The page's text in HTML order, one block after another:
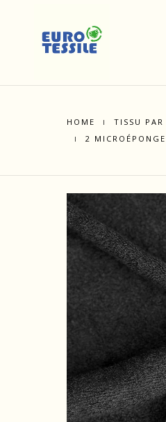
HOME TISSU
2